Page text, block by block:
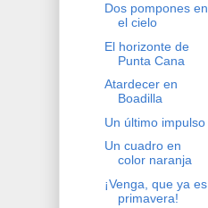
Dos pompones en
el cielo
El horizonte de
Punta Cana
Atardecer en
Boadilla
Un último impulso
Un cuadro en
color naranja
¡Venga, que ya es
primavera!